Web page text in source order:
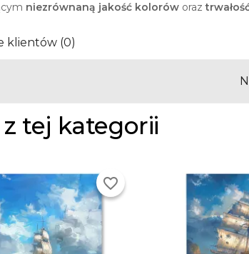
niezrównaną jakość kolorów oraz
klientów (0)
tej kategorii
favorite_border